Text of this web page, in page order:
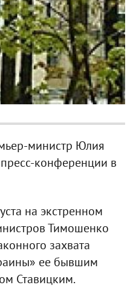
министр Юлия
конференции в
на экстренном
Тимошенко
захвата
ее бывшим
Ставицким.